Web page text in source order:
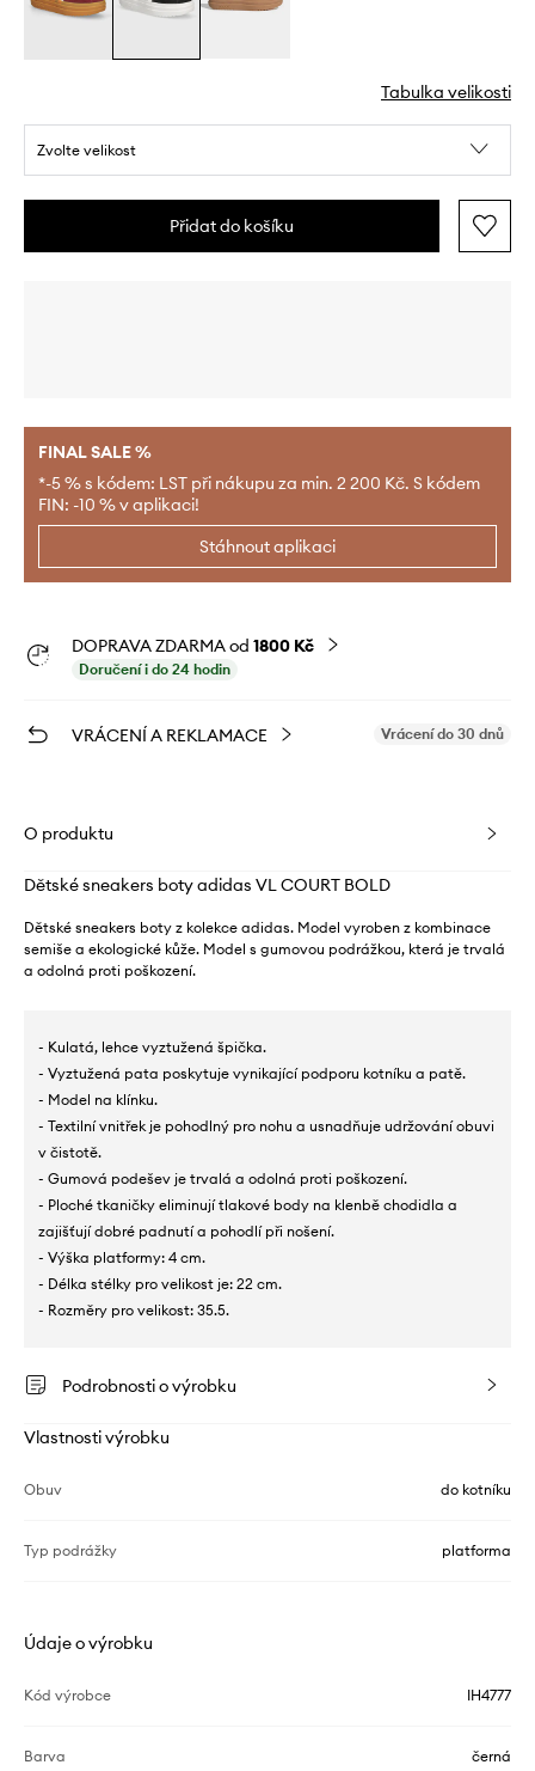
Tabulka velikosti
Zvolte velikost
Přidat do košíku
FINAL SALE %
*-5 % s kódem: LST při nákupu za min. 2 200 Kč. S kódem
FIN: -10 % v aplikaci!
Stáhnout aplikaci
DOPRAVA ZDARMA od 1800 Kč
Doručení i do 24 hodin
VRÁCENÍ A REKLAMACE Vrácení do 30 dnů
O produktu
Dětské sneakers boty adidas VL COURT BOLD
Dětské sneakers boty z kolekce adidas. Model vyroben z kombinace
semiše a ekologické kůže. Model s gumovou podrážkou, která je trvalá
a odolná proti poškození.
- Kulatá, lehce vyztužená špička.
- Vyztužená pata poskytuje vynikající podporu kotníku a patě.
- Model na klínku.
- Textilní vnitřek je pohodlný pro nohu a usnadňuje udržování obuvi
v čistotě.
- Gumová podešev je trvalá a odolná proti poškození.
- Ploché tkaničky eliminují tlakové body na klenbě chodidla a
zajišťují dobré padnutí a pohodlí při nošení.
- Výška platformy: 4 cm.
- Délka stélky pro velikost je: 22 cm.
- Rozměry pro velikost: 35.5.
Podrobnosti o výrobku
Vlastnosti výrobku
Obuv do kotníku
Typ podrážky platforma
Údaje o výrobku
Kód výrobce IH4777
Barva černá